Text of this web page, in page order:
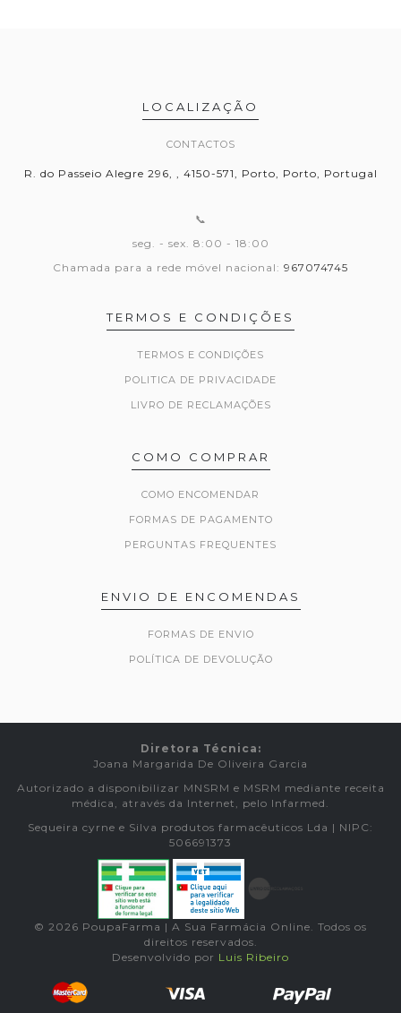
LOCALIZAÇÃO
CONTACTOS
R. do Passeio Alegre 296, , 4150-571, Porto, Porto, Portugal
📞
seg. - sex. 8:00 - 18:00
Chamada para a rede móvel nacional: 967074745
TERMOS E CONDIÇÕES
TERMOS E CONDIÇÕES
POLITICA DE PRIVACIDADE
LIVRO DE RECLAMAÇÕES
COMO COMPRAR
COMO ENCOMENDAR
FORMAS DE PAGAMENTO
PERGUNTAS FREQUENTES
ENVIO DE ENCOMENDAS
FORMAS DE ENVIO
POLÍTICA DE DEVOLUÇÃO
Diretora Técnica:
Joana Margarida De Oliveira Garcia
Autorizado a disponibilizar MNSRM e MSRM mediante receita
médica, através da Internet, pelo Infarmed.
Sequeira cyrne e Silva produtos farmacêuticos Lda | NIPC:
506691373
© 2026 PoupaFarma | A Sua Farmácia Online. Todos os
direitos reservados.
Desenvolvido por Luis Ribeiro